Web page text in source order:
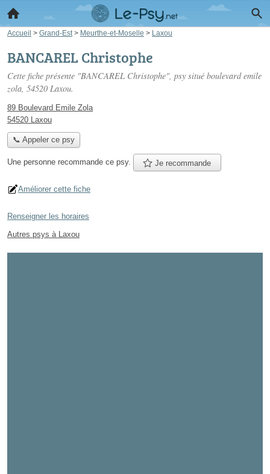
Accueil > Grand-Est > Meurthe-et-Moselle > Laxou
BANCAREL Christophe
Cette fiche présente "BANCAREL Christophe", psy situé boulevard emile
zola, 54520 Laxou.
89 Boulevard Emile Zola
54520 Laxou
📞 Appeler ce psy
Une personne recommande ce psy. Je recommande
Améliorer cette fiche
Renseigner les horaires
Autres psys à Laxou